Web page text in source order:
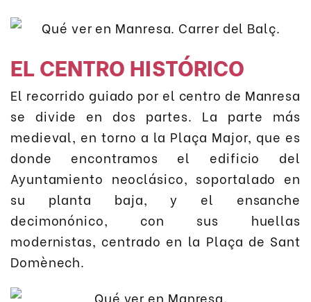
EL CENTRO HISTÓRICO
El recorrido guiado por el centro de Manresa
se divide en dos partes. La parte más
medieval, en torno a la Plaça Major, que es
donde encontramos el edificio del
Ayuntamiento neoclásico, soportalado en
su planta baja, y el ensanche
decimonónico, con sus huellas
modernistas, centrado en la Plaça de Sant
Domènech.